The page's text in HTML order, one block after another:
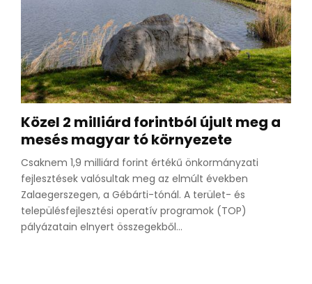
Közel 2 milliárd forintból újult meg a
mesés magyar tó környezete
Csaknem 1,9 milliárd forint értékű önkormányzati
fejlesztések valósultak meg az elmúlt években
Zalaegerszegen, a Gébárti-tónál. A terület- és
településfejlesztési operatív programok (TOP)
pályázatain elnyert összegekből...